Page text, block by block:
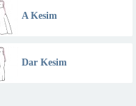
A Kesim
Dar Kesim